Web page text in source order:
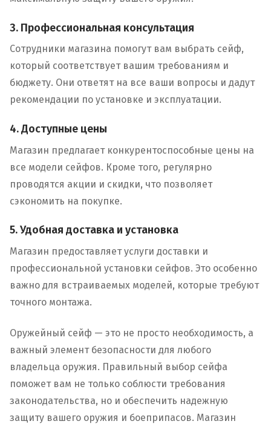
3. Профессиональная консультация
Сотрудники магазина помогут вам выбрать сейф,
который соответствует вашим требованиям и
бюджету. Они ответят на все ваши вопросы и дадут
рекомендации по установке и эксплуатации.
4. Доступные цены
Магазин предлагает конкурентоспособные цены на
все модели сейфов. Кроме того, регулярно
проводятся акции и скидки, что позволяет
сэкономить на покупке.
5. Удобная доставка и установка
Магазин предоставляет услуги доставки и
профессиональной установки сейфов. Это особенно
важно для встраиваемых моделей, которые требуют
точного монтажа.
Оружейный сейф — это не просто необходимость, а
важный элемент безопасности для любого
владельца оружия. Правильный выбор сейфа
поможет вам не только соблюсти требования
законодательства, но и обеспечить надежную
защиту вашего оружия и боеприпасов. Магазин